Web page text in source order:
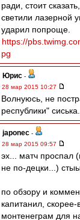
ради, стоит
светили лазерной
ударил попроще.
https://
pg
Юрис -
28 мар 2015 10:27
Волнуюсь, не
республики" сиська...
japonec -
28 мар 2015 09:57
эх... матч проспал
не по-децки...)
по обзору и
капитанил,
монтенеграм для